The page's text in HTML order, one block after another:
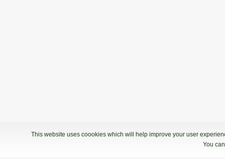
This website uses coookies which will help improve your user
You